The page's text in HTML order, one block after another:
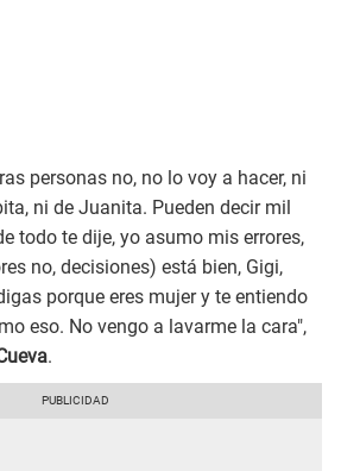
personas no, no lo voy a hacer, ni
ni de Juanita. Pueden decir mil
todo te dije, yo asumo mis errores,
no, decisiones) está bien, Gigi,
porque eres mujer y te entiendo
eso. No vengo a lavarme la cara",
.